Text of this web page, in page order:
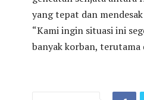
yang tepat dan
“Kami ingin situasi ini
banyak korban,